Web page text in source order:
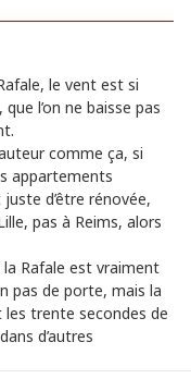
le vent est si
l’on ne baisse pas
comme ça, si
appartements
d’être rénovée,
pas à Reims, alors
Rafale est vraiment
pas de porte, mais la
les trente secondes de
d’autres